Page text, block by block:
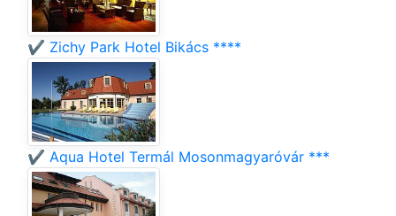
✔️ Zichy Park Hotel Bikács ****
✔️ Aqua Hotel Termál Mosonmagyaróvár ***